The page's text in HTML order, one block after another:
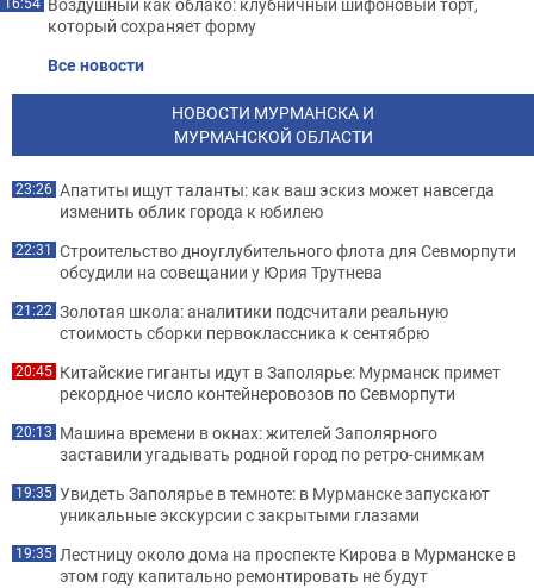
который сохраняет форму
Все новости
НОВОСТИ МУРМАНСКА И
МУРМАНСКОЙ ОБЛАСТИ
23:26 Апатиты ищут таланты: как ваш эскиз может навсегда
изменить облик города к юбилею
22:31 Строительство дноуглубительного флота для Севморпути
обсудили на совещании у Юрия Трутнева
21:22 Золотая школа: аналитики подсчитали реальную
стоимость сборки первоклассника к сентябрю
20:45 Китайские гиганты идут в Заполярье: Мурманск примет
рекордное число контейнеровозов по Севморпути
20:13 Машина времени в окнах: жителей Заполярного
заставили угадывать родной город по ретро-снимкам
19:35 Увидеть Заполярье в темноте: в Мурманске запускают
уникальные экскурсии с закрытыми глазами
19:35 Лестницу около дома на проспекте Кирова в Мурманске в
этом году капитально ремонтировать не будут